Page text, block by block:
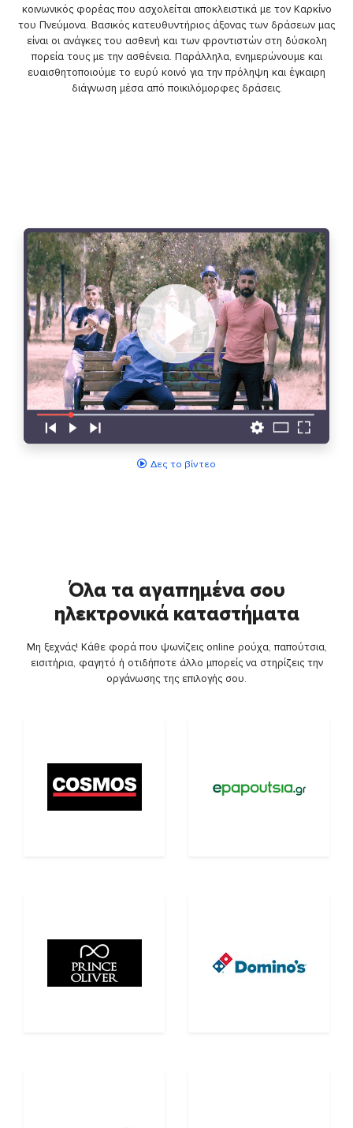
κοινωνικός φορέας που ασχολείται αποκλειστικά με τον Καρκίνο
του Πνεύμονα. Βασικός κατευθυντήριος άξονας των δράσεων μας
είναι οι ανάγκες του ασθενή και των φροντιστών στη δύσκολη
πορεία τους με την ασθένεια. Παράλληλα, ενημερώνουμε και
ευαισθητοποιούμε το ευρύ κοινό για την πρόληψη και έγκαιρη
διάγνωση μέσα από ποικιλόμορφες δράσεις.
Δες το βίντεο
Όλα τα αγαπημένα σου
ηλεκτρονικά καταστήματα
Μη ξεχνάς! Κάθε φορά που ψωνίζεις online ρούχα, παπούτσια,
εισιτήρια, φαγητό ή οτιδήποτε άλλο μπορείς να στηρίζεις την
οργάνωσης της επιλογής σου.